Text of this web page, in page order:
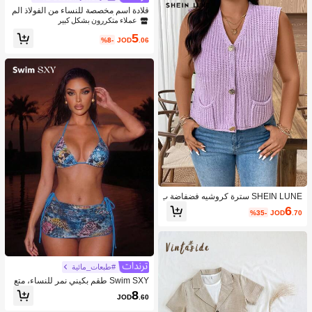
SHEIN LUNE سترة كروشيه فضفاضة ب
حجم كبير للنساء بلونها الأحادي مع جيبين
للاستخدام الصيفي
JOD6.70
%35-
قلادة اسم مخصصة للنساء من الفولاذ الم
قاوم للصدأ بتصميم سلسلة فيجارو مقاوم
نوية والتخرج وموضة الربيع
عملاء متكررون بشكل كبير
JOD5.06
%8-
#طبعات_مائية
Swim SXY طقم بكيني نمر للنساء، متع
دد القطع، للعطلات، كاجوال، حمام السبا
حة، الشاطئ، تشمس، بدلة سباحة جذابة
JOD8.60